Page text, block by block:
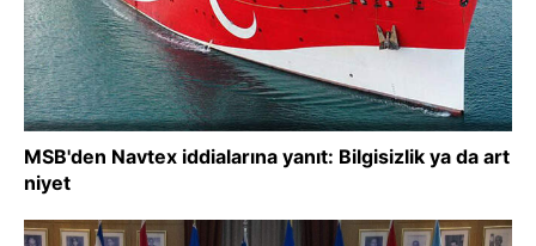
MSB'den Navtex iddialarına yanıt: Bilgisizlik ya da art
niyet